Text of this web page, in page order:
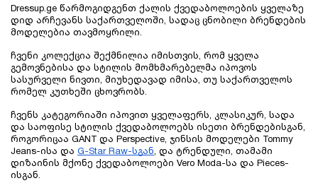
Dressup.ge წარმოგიდგენთ ქალის ქვედაბოლოების ყველაზე
დიდ არჩევანს საქართველოში, სადაც ცნობილი ბრენდების
მოდელებია თავმოყრილი.
ჩვენი კოლექცია შექმნილია იმისთვის, რომ ყველა
გემოვნებისა და სტილის მომხმარებელმა იპოვოს
სასურველი ნივთი, მიუხედავად იმისა, თუ საქართველოს
რომელ კუთხეში ცხოვრობს.
ჩვენს კატეგორიაში იპოვით ყველაფერს, კლასიკურ, სადა
და საოფისე სტილის ქვედაბოლოებს ისეთი ბრენდებისგან,
როგორიცაა GANT და Perspective, ჯინსის მოდელები Tommy
Jeans-ისა და G-Star Raw-სგან, და ტრენდული, თამამი
დიზაინის მქონე ქვედაბოლოები Vero Moda-სა და Pieces-
ისგან.